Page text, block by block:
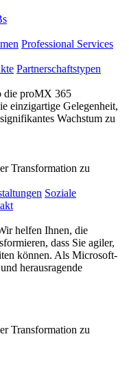
Professional Services
Partnerschaftstypen
die proMX 365
einzigartige Gelegenheit,
Wachstum zu
Transformation zu
Soziale
helfen Ihnen, die
dass Sie agiler,
können. Als Microsoft-
herausragende
Transformation zu